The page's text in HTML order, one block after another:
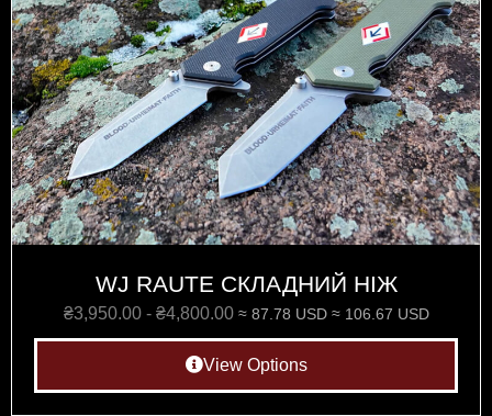
WJ RAUTE СКЛАДНИЙ НІЖ
₴3,950.00- ₴4,800.00 ≈ 87.78 USD≈ 106.67 USD
View Options